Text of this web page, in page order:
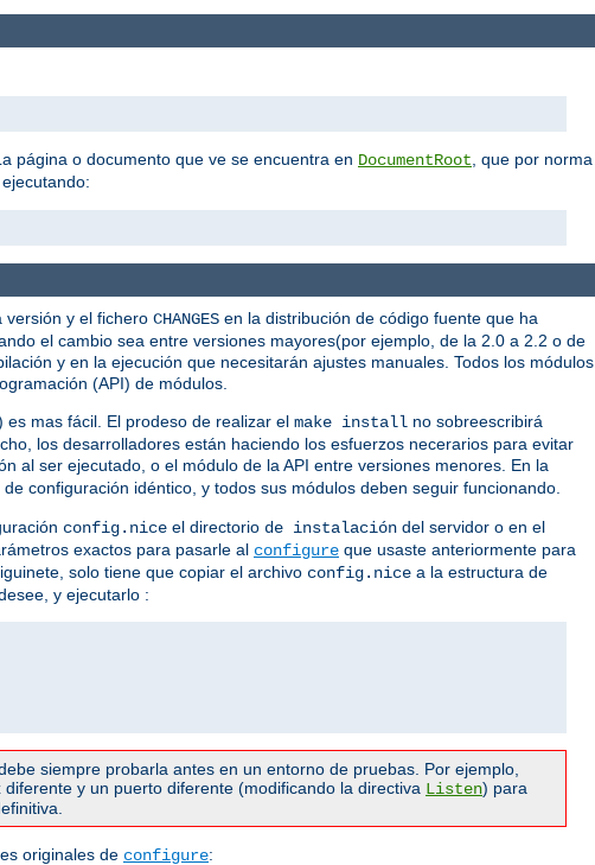
página o documento que ve se encuentra en DocumentRoot , que por norma
versión y el fichero CHANGES en la distribución de código fuente que ha
el cambio sea entre versiones mayores(por ejemplo, de la 2.0 a 2.2 o de
y en la ejecución que necesitarán ajustes manuales. Todos los módulos
(API) de módulos.
mas fácil. El prodeso de realizar el make install no sobreescribirá
los desarrolladores están haciendo los esfuerzos necerarios para evitar
al ser ejecutado, o el módulo de la API entre versiones menores. En la
configuración idéntico, y todos sus módulos deben seguir funcionando.
config.nice el directorio de instalación del servidor o en el
exactos para pasarle al configure que usaste anteriormente para
solo tiene que copiar el archivo config.nice a la estructura de
y ejecutarlo :
siempre probarla antes en un entorno de pruebas. Por ejemplo,
diferente y un puerto diferente (modificando la directiva Listen) para
originales de configure: